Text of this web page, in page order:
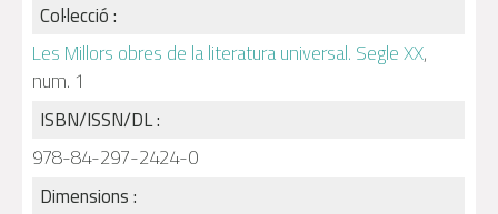
Col·lecció :
Les Millors obres de la literatura universal. Segle XX,
num. 1
ISBN/ISSN/DL :
978-84-297-2424-0
Dimensions :